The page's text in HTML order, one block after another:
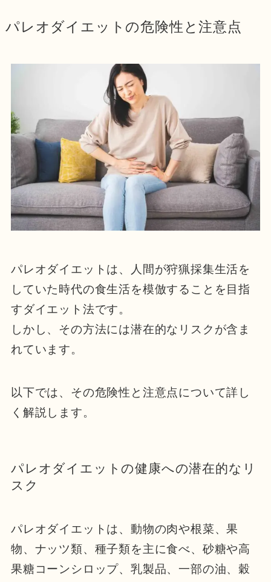
パレオダイエットの危険性と注意点
パレオダイエットは、人間が狩猟採集生活を
していた時代の食生活を模倣することを目指
すダイエット法です。
しかし、その方法には潜在的なリスクが含ま
れています。
以下では、その危険性と注意点について詳し
く解説します。
パレオダイエットの健康への潜在的なリ
スク
パレオダイエットは、動物の肉や根菜、果
物、ナッツ類、種子類を主に食べ、砂糖や高
果糖コーンシロップ、乳製品、一部の油、穀